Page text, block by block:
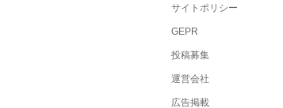
サイトポリシー
GEPR
投稿募集
運営会社
広告掲載